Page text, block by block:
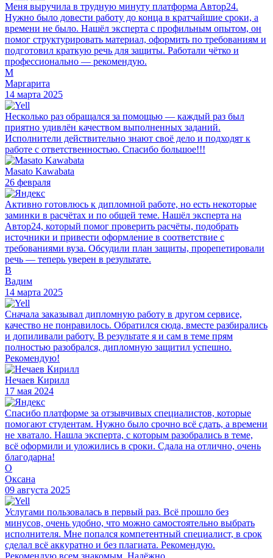
Меня выручила в трудную минуту платформа Автор24.
Нужно было довести работу до конца в кратчайшие сроки, а
времени не было. Нашёл эксперта с профильным опытом, он
помог структурировать материал, оформить по требованиям и
подготовил краткую речь для защиты. Работали чётко и
профессионально — рекомендую.
М
Маргарита
14 марта 2025
Несколько раз обращался за помощью — каждый раз был
приятно удивлён качеством выполненных заданий.
Исполнители действительно знают своё дело и подходят к
работе с ответственностью. Спасибо большое!!!
Masato Kawabata
26 февраля
Активно готовлюсь к дипломной работе, но есть некоторые
заминки в расчётах и по общей теме. Нашёл эксперта на
Автор24, который помог проверить расчёты, подобрать
источники и привести оформление в соответствие с
требованиями вуза. Обсудили план защиты, прорепетировали
речь — теперь уверен в результате.
В
Вадим
14 марта 2025
Сначала заказывал дипломную работу в другом сервисе,
качество не понравилось. Обратился сюда, вместе разбирались
и допиливали работу. В результате я и сам в теме прям
полностью разобрался, дипломную защитил успешно.
Рекомендую!
Нечаев Кирилл
17 мая 2024
Спасибо платформе за отзывчивых специалистов, которые
помогают студентам. Нужно было срочно всё сдать, а времени
не хватало. Нашла эксперта, с которым разобрались в теме,
всё оформили и уложились в сроки. Сдала на отлично, очень
благодарна!
О
Оксана
09 августа 2025
Услугами пользовалась в первый раз. Всё прошло без
минусов, очень удобно, что можно самостоятельно выбрать
исполнителя. Мне попался компетентный специалист, в срок
сделал всё аккуратно и без плагиата. Рекомендую.
Рекомендую всем знакомым. Надёжно.